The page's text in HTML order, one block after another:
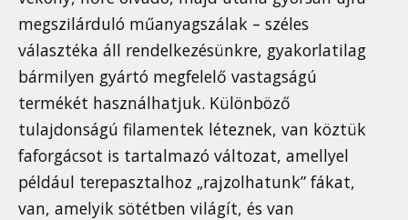
megszilárduló műanyagszálak – széles
választéka áll rendelkezésünkre, gyakorlatilag
bármilyen gyártó megfelelő vastagságú
termékét használhatjuk. Különböző
tulajdonságú filamentek léteznek, van köztük
faforgácsot is tartalmazó változat, amellyel
például terepasztalhoz „rajzolhatunk” fákat,
van, amelyik sötétben világít, és van